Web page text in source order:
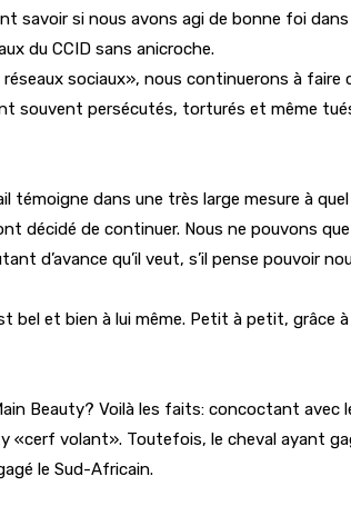
savoir si nous avons agi de bonne foi
du CCID sans anicroche.
sociaux», nous continuerons à faire
souvent persécutés, torturés et même
témoigne dans une très large mesure à
décidé de continuer. Nous ne pouvons
d’avance qu’il veut, s’il pense pouvoir
bel et bien à lui même. Petit à petit,
Beauty? Voilà les faits: concoctant
«cerf volant». Toutefois, le cheval ayant
le Sud-Africain.